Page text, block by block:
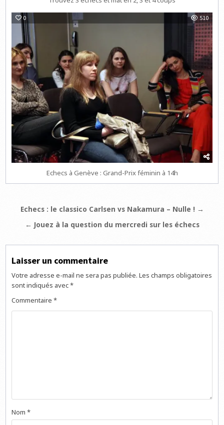
0 510
Echecs à Genève : Grand-Prix féminin à 14h
Navigation
Echecs : le classico Carlsen vs Nakamura – Nulle ! →
← Jouez à la question du mercredi sur les échecs
Laisser un commentaire
Votre adresse e-mail ne sera pas publiée. Les champs obligatoires
sont indiqués avec*
Commentaire*
Nom*